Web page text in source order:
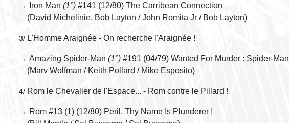
→ Iron Man (1°) #141 (12/80) The Carribean Connection
(David Michelinie, Bob Layton / John Romita Jr / Bob Layton)
3/ L'Homme Araignée - On recherche l'Araignée !
→ Amazing Spider-Man (1°) #191 (04/79) Wanted For Murder : Spider-Man
(Marv Wolfman / Keith Pollard / Mike Esposito)
4/ Rom le Chevalier de l'Espace... - Rom contre le Pillard !
→ Rom #13 (1) (12/80) Peril, Thy Name Is Plunderer !